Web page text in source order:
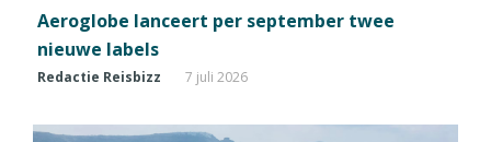
Aeroglobe lanceert per september twee
nieuwe labels
Redactie Reisbizz 7 juli 2026